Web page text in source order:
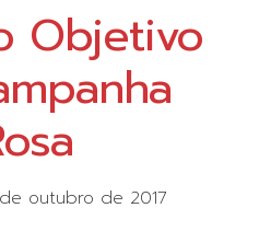
Objetivo
outubro de 2017